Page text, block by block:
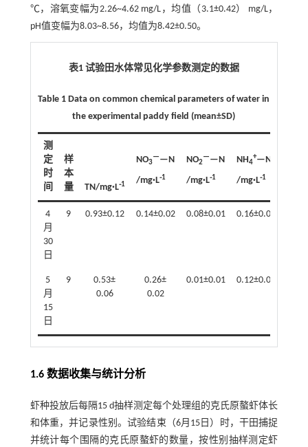
℃，溶氧变幅为2.26~4.62 mg/L，均值（3.1±0.42） mg/L，
pH值变幅为8.03~8.56，均值为8.42±0.50。
表1 试验田水体常见化学参数测定的数据
Table 1 Data on common chemical parameters of water in
the experimental paddy field (mean±SD)
测
定
时
间
样
本
量
TN/mg·L⁃1
NO3
——N
/mg·L⁃1
NO2
——N
/mg·L⁃1
NH4
+—N
/mg·L⁃1
4
月
30
日
9 0.93±0.12 0.14±0.02 0.08±0.01 0.16±0.02
5
月
15
日
9
0.53±
0.06
0.26±
0.02
0.01±0.01 0.12±0.01
1.6 数据收集与统计分析
虾种投放后每隔15 d抽样测定每个处理组的克氏原螯虾体长
和体重，并记录性别。试验结束（6月15日）时，干田捕捉
并统计每个围隔的克氏原螯虾的数量，按性别抽样测定虾